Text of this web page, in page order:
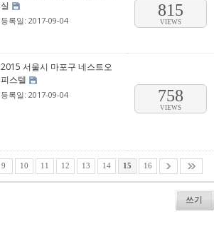
실
등록일: 2017-09-04
815
VIEWS
2015 서울시 마포구 네스트오
피스텔
등록일: 2017-09-04 758
VIEWS
9 10 11 12 13 14 15 16
쓰기